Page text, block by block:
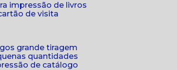
impressão de livros
de visita
grande tiragem
quantidades
de catálogo